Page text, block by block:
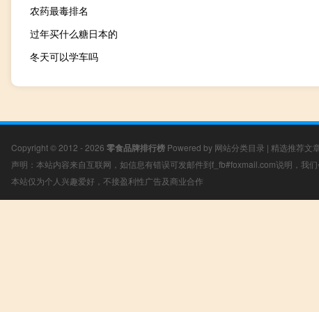
农药最毒排名
过年买什么糖日本的
冬天可以学车吗
Copyright © 2012 - 2026 零食品牌排行榜 Powered by 网站分类目录 | 精选推荐文
声明：本站内容来自互联网，如信息有错误可发邮件到f_fb#foxmail.com说明，我
本站仅为个人兴趣爱好，不接盈利性广告及商业合作